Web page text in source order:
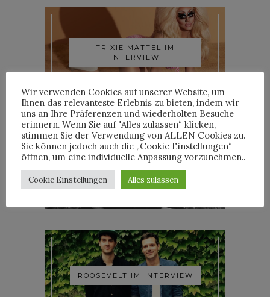
TRIXIE MATTEL IM
INTERVIEW
YOANN LEMOINE AKA
ROOSEVELT IM INTERVIEW
Wir verwenden Cookies auf unserer Website, um
Ihnen das relevanteste Erlebnis zu bieten, indem wir
uns an Ihre Präferenzen und wiederholten Besuche
erinnern. Wenn Sie auf "Alles zulassen“ klicken,
stimmen Sie der Verwendung von ALLEN Cookies zu.
Sie können jedoch auch die „Cookie Einstellungen“
öffnen, um eine individuelle Anpassung vorzunehmen..
Cookie Einstellungen Alles zulassen